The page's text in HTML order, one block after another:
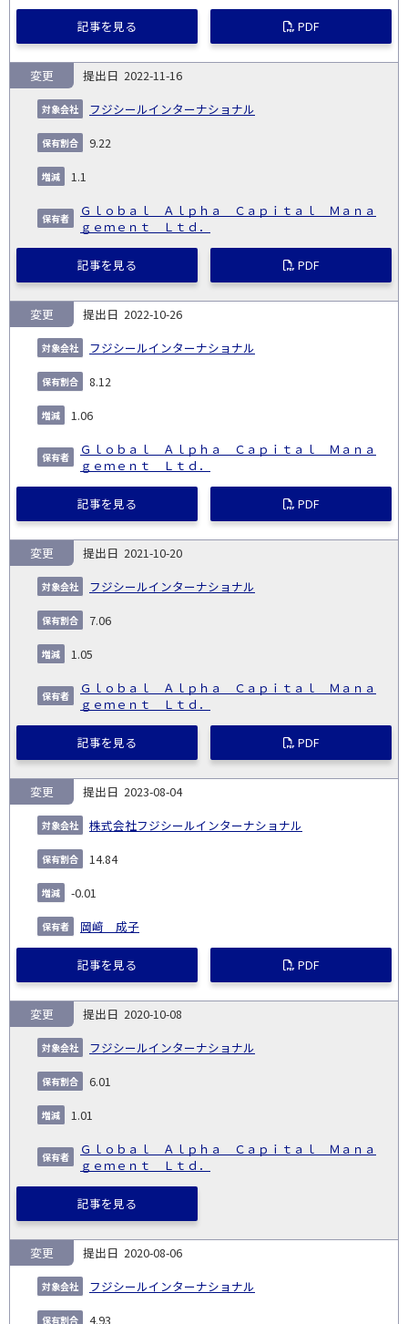
記事を見る PDF
2022-11-16
フジシールインターナショナル
変更
9.22
1.1
Ｇｌｏｂａｌ Ａｌｐｈａ Ｃａｐｉｔａｌ Ｍａｎａ
ｇｅｍｅｎｔ Ｌｔｄ．
記事を見る PDF
2022-10-26
フジシールインターナショナル
変更
8.12
1.06
Ｇｌｏｂａｌ Ａｌｐｈａ Ｃａｐｉｔａｌ Ｍａｎａ
ｇｅｍｅｎｔ Ｌｔｄ．
記事を見る PDF
2021-10-20
フジシールインターナショナル
変更
7.06
1.05
Ｇｌｏｂａｌ Ａｌｐｈａ Ｃａｐｉｔａｌ Ｍａｎａ
ｇｅｍｅｎｔ Ｌｔｄ．
記事を見る PDF
2023-08-04
株式会社フジシールインターナショナル
変更
14.84
-0.01
岡﨑 成子
記事を見る PDF
2020-10-08
フジシールインターナショナル
変更
6.01
1.01
Ｇｌｏｂａｌ Ａｌｐｈａ Ｃａｐｉｔａｌ Ｍａｎａ
ｇｅｍｅｎｔ Ｌｔｄ．
記事を見る
2020-08-06
フジシールインターナショナル
変更
4.93